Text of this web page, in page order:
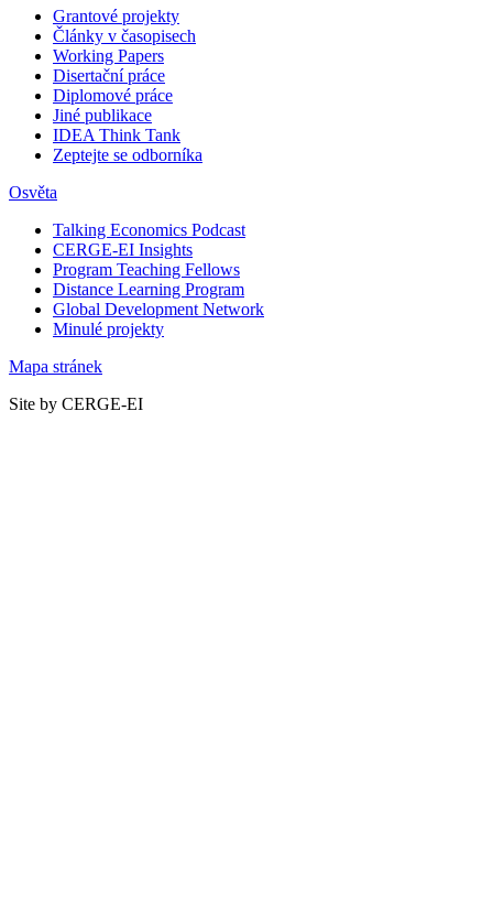
Grantové projekty
Články v časopisech
Working Papers
Disertační práce
Diplomové práce
Jiné publikace
IDEA Think Tank
Zeptejte se odborníka
Osvěta
Talking Economics Podcast
CERGE-EI Insights
Program Teaching Fellows
Distance Learning Program
Global Development Network
Minulé projekty
Mapa stránek
Site by CERGE-EI